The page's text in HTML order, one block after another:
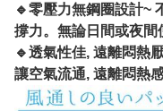
🔹零壓力無鋼圈設計~
撐力。無論日間或夜間
🔹透氣性佳, 遠離悶熱
讓空氣流通, 遠離悶熱感